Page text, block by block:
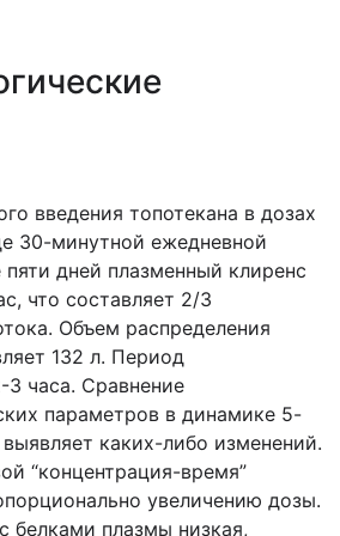
введения топотекана в дозах
30-минутной ежедневной
дней плазменный клиренс
что составляет 2/3
Объем распределения
132 л. Период
часа. Сравнение
параметров в динамике 5-
каких-либо изменений.
“концентрация-время”
увеличению дозы.
белками плазмы низкая,